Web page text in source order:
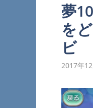
夢
を
ビ
2017年